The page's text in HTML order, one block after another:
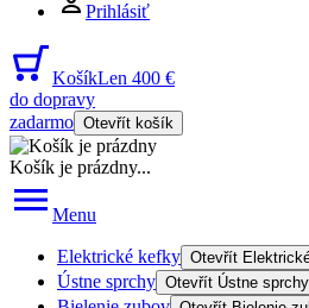
Prihlásiť
KošíkLen 400 €
do dopravy
zadarmo Otevřít košík
Košík je prázdny...
Menu
Elektrické kefky Otevřít
Ústne sprchy Otevřít Ústne sprchy